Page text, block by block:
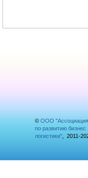
© ООО "Ассоциация
по развитию бизнес
логистики", 2011-